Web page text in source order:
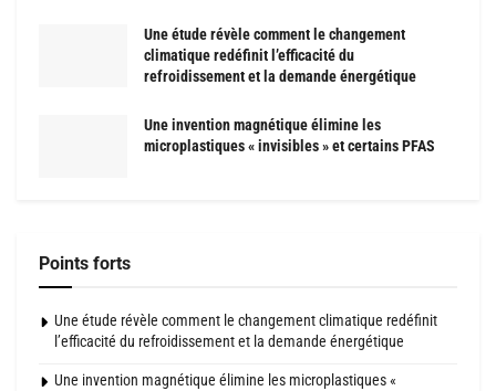
Une étude révèle comment le changement
climatique redéfinit l’efficacité du
refroidissement et la demande énergétique
Une invention magnétique élimine les
microplastiques « invisibles » et certains PFAS
Points forts
Une étude révèle comment le changement climatique redéfinit
l’efficacité du refroidissement et la demande énergétique
Une invention magnétique élimine les microplastiques «